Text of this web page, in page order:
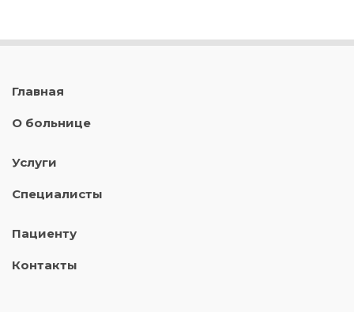
Главная
О больнице
Услуги
Специалисты
Пациенту
Контакты